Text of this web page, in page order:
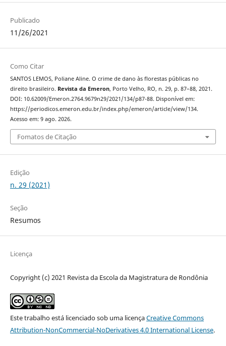
Publicado
11/26/2021
Como Citar
SANTOS LEMOS, Poliane Aline. O crime de dano às florestas públicas no
direito brasileiro. Revista da Emeron, Porto Velho, RO, n. 29, p. 87–88, 2021.
DOI: 10.62009/Emeron.2764.9679n29/2021/134/p87-88. Disponível em:
https://periodicos.emeron.edu.br/index.php/emeron/article/view/134.
Acesso em: 9 ago. 2026.
Fomatos de Citação
Edição
n. 29 (2021)
Seção
Resumos
Licença
Copyright (c) 2021 Revista da Escola da Magistratura de Rondônia
Este trabalho está licenciado sob uma licençaCreative Commons
Attribution-NonCommercial-NoDerivatives 4.0 International License.